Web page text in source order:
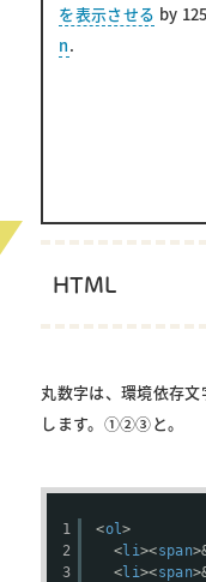
を表示させる by
n.
HTML
丸数字は、環境依存
します。①②③と。
1
2
3
<ol>
<li><span
<li><span